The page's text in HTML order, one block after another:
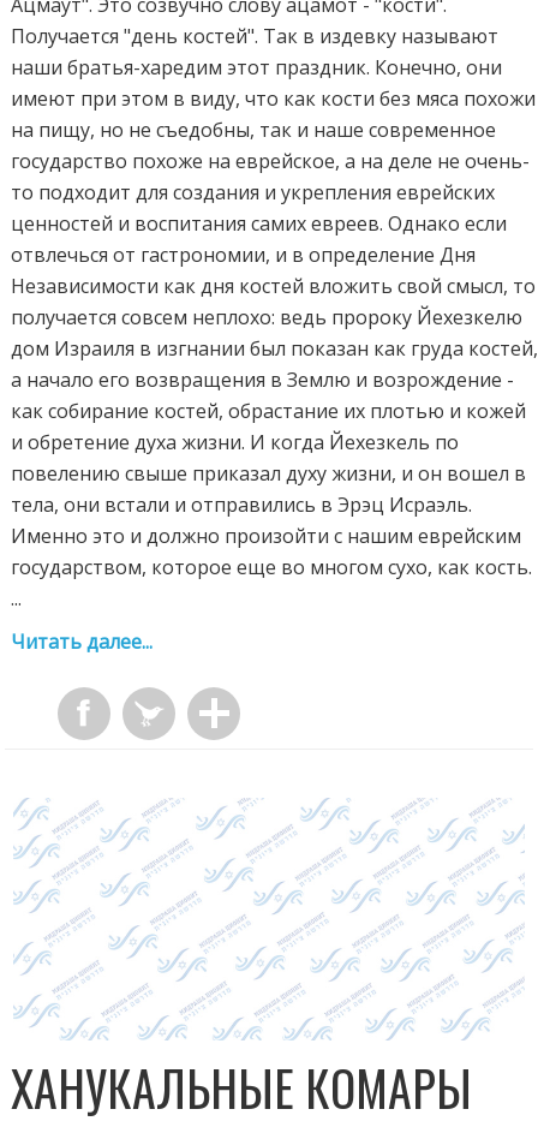
Получается "день костей". Так в издевку называют
наши братья-харедим этот праздник. Конечно, они
имеют при этом в виду, что как кости без мяса похожи
на пищу, но не съедобны, так и наше современное
государство похоже на еврейское, а на деле не очень-
то подходит для создания и укрепления еврейских
ценностей и воспитания самих евреев. Однако если
отвлечься от гастрономии, и в определение Дня
Независимости как дня костей вложить свой смысл, то
получается совсем неплохо: ведь пророку Йехезкелю
дом Израиля в изгнании был показан как груда костей,
а начало его возвращения в Землю и возрождение -
как собирание костей, обрастание их плотью и кожей
и обретение духа жизни. И когда Йехезкель по
повелению свыше приказал духу жизни, и он вошел в
тела, они встали и отправились в Эрэц Исраэль.
Именно это и должно произойти с нашим еврейским
государством, которое еще во многом сухо, как кость.
...
Читать далее...
ХАНУКАЛЬНЫЕ КОМАРЫ